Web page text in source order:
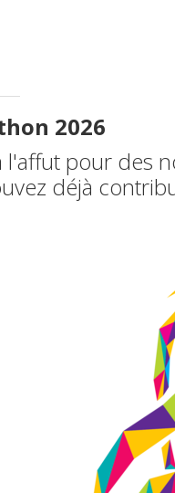
2026
l'affut pour des
déjà